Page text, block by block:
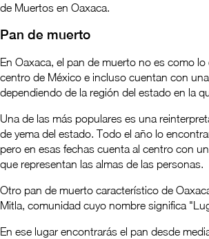
de Muertos en Oaxaca.
Pan de muerto
En Oaxaca, el pan de muerto no es como lo
centro de México e incluso cuentan con
dependiendo de la región del estado en la
Una de las más populares es una
de yema del estado. Todo el año lo
pero en esas fechas cuenta al centro con
que representan las almas de las personas.
Otro pan de muerto característico de
Mitla, comunidad cuyo nombre significa
En ese lugar encontrarás el pan desde